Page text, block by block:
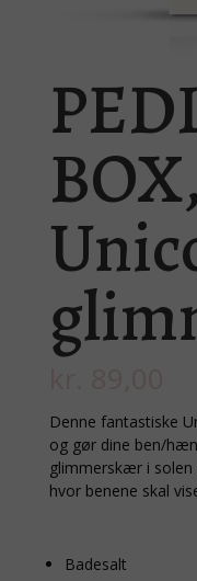
Denne fantastiske
og gør dine ben/
glimmerskær i
hvor benene skal
Badesalt